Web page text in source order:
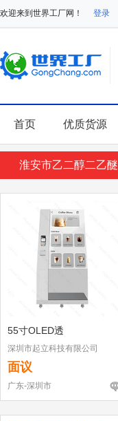
欢迎来到世界工厂网！ 登录
首页 优质货源
淮安市乙二醇二乙醚
55寸OLED透
深圳市起立科技有限公司
面议
广东-深圳市